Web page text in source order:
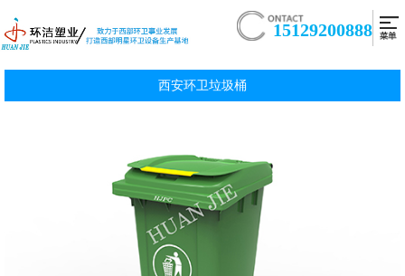
15129200888
西安环卫垃圾桶